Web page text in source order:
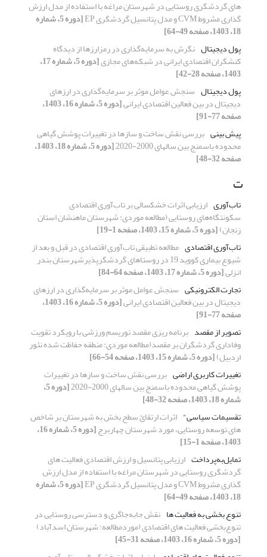
های گردشگری روستایی در شهرستان مراغه با استفاده از مدل ارزش
گذاری مشروط ‍CVM و مدل پتانسیل گردشگری EP [دوره 5، شماره
18، 1403، صفحه 49-64]
پول دیجیتال نگرش به سرمایه‌گذاری در رمزارزها از دیدگاه
کنشگران اقتصادی ایرانی در شبکه‌های مجازی [دوره 5، شماره 17،
1403، صفحه 28-42]
پول دیجیتال سنجش عوامل موثر بر سرمایه‌گذاری در ارزهای
دیجیتال در بین فعالین اقتصادی ایرانی [دوره 5، شماره 16، 1403،
صفحه 77-91]
پیش بینی بررسی نقش ساخت و سازها در تغییرات پوشش گیاهی
محدوده باسمنج بین سالهای 2000-2020 [دوره 5، شماره 18، 1403،
صفحه 32-48]
ت
تاب‌آوری ارزیابی اثرات خشکسالی بر تاب‌‌آوری اقتصادی
سکونتگاه‌‌های روستایی (مطالعه موردی: شهرستان ماهنشان استان
زنجان)[دوره 5، شماره 15، 1403، صفحه 1-19]
تاب‌‌آوری اقتصادی مطالعه تطبیقی تاب‌آوری اقتصادی در قبل و بعد از
شیوع بیماری کووید 19 در روستاهای گردشگرپذیرشهرستان بندر
انزلی[دوره 5، شماره 17، 1403، صفحه 64-84]
تجارت الکترونیکی سنجش عوامل موثر بر سرمایه‌گذاری در ارزهای
دیجیتال در بین فعالین اقتصادی ایرانی [دوره 5، شماره 16، 1403،
صفحه 77-91]
تصویر از مقصد برنامه ریزی مقصد توریسم ورزشی با رویکرد تقویت
وفاداری گردشگران بر مقصد(مطالعه موردی: منطقه حفاظت شده نئور
اردبیل)[دوره 5، شماره 15، 1403، صفحه 54-66]
تغییرات کاربری اراضی بررسی نقش ساخت و سازها در تغییرات
پوشش گیاهی محدوده باسمنج بین سالهای 2000-2020 [دوره 5،
شماره 18، 1403، صفحه 32-48]
تقسیمات سیاسی" اثرات ارتقائ سطح بخش به شهرستان بر شاخص
های توسعه روستایی، مورد شهرستان چهاربرج [دوره 5، شماره 16،
1403، صفحه 1-15]
تمایل‌به‌پرداخت ارزیابی پتانسیل و ارزش اقتصادی فعالیت های
گردشگری روستایی در شهرستان مراغه با استفاده از مدل ارزش
گذاری مشروط ‍CVM و مدل پتانسیل گردشگری EP [دوره 5، شماره
18، 1403، صفحه 49-64]
تنوع بخشی به فعالیت ها نقش جابه‌جاگری و دسترسی روستایی در
تنوع‌بخشی فعالیت های اقتصادی (موردمطالعه: شهرستان اسدآباد)
[دوره 5، شماره 16، 1403، صفحه 31-45]